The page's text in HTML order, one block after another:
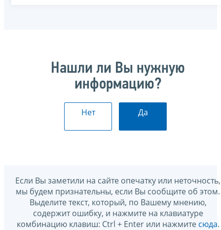
Нашли ли Вы нужную
информацию?
Нет Да
Если Вы заметили на сайте опечатку или неточность,
мы будем признательны, если Вы сообщите об этом.
Выделите текст, который, по Вашему мнению,
содержит ошибку, и нажмите на клавиатуре
комбинацию клавиш: Ctrl + Enter или нажмите сюда.